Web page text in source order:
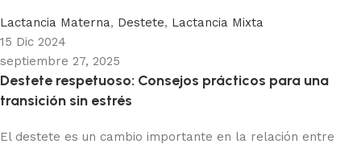
Lactancia Materna, Destete, Lactancia Mixta
15 Dic 2024
septiembre 27, 2025
Destete respetuoso: Consejos prácticos para una
transición sin estrés
El destete es un cambio importante en la relación entre